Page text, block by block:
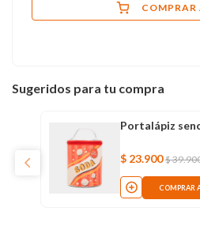
COMPRAR
Sugeridos para tu compra
Portalápiz
$ 23.900 $39.
COMPRAR